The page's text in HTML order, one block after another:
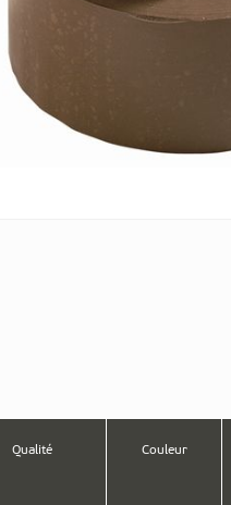
Qualité Couleur